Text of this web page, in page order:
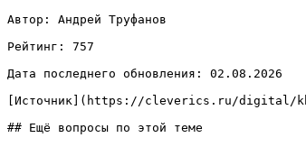
Автор: Андрей Труфанов
Рейтинг: 757
Дата последнего обновления: 02.08.2026
[Источник](https://cleverics.ru/digital/
## Ещё вопросы по этой теме